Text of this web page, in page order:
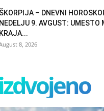
ŠKORPIJA – DNEVNI
NEDELJU 9. AVGUST: UMESTO
KRAJA...
8, 2026
izdvojeno